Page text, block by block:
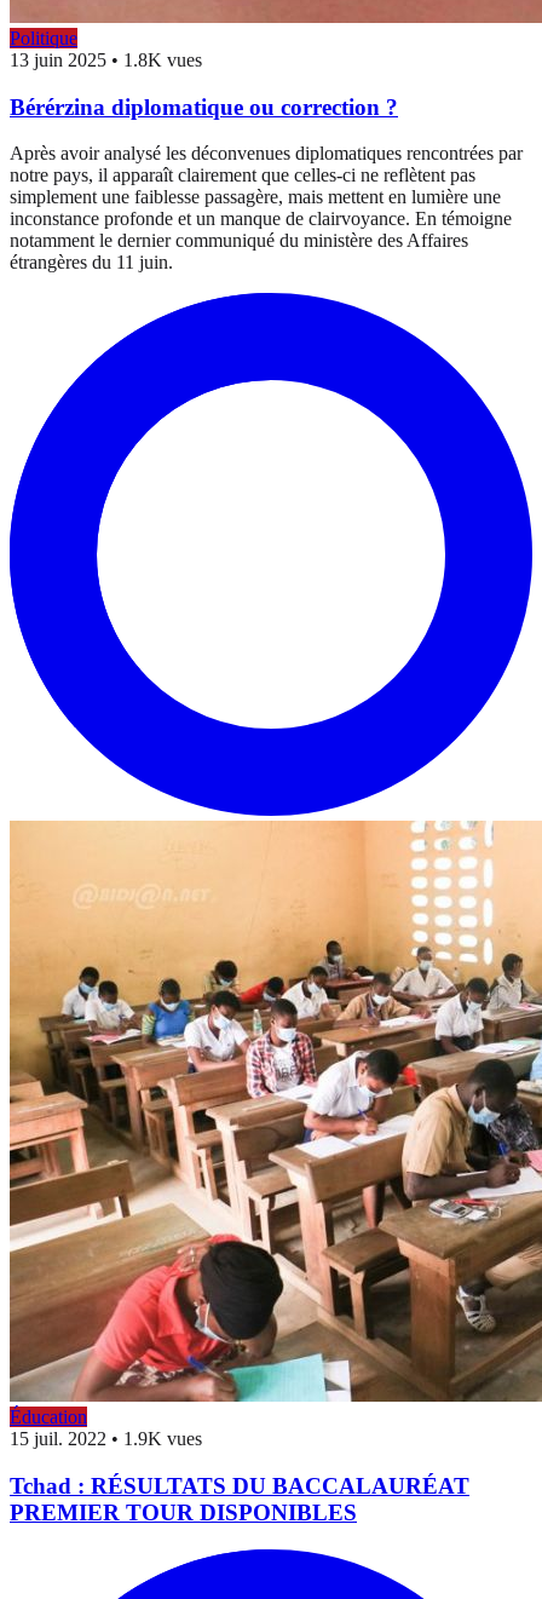
Politique
13 juin 2025 • 1.8K vues
Bérérzina diplomatique ou correction ?
Après avoir analysé les déconvenues diplomatiques rencontrées par
notre pays, il apparaît clairement que celles-ci ne reflètent pas
simplement une faiblesse passagère, mais mettent en lumière une
inconstance profonde et un manque de clairvoyance. En témoigne
notamment le dernier communiqué du ministère des Affaires
étrangères du 11 juin.
Éducation
15 juil. 2022 • 1.9K vues
Tchad : RÉSULTATS DU BACCALAURÉAT
PREMIER TOUR DISPONIBLES